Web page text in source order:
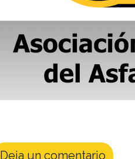
Deja un comentario